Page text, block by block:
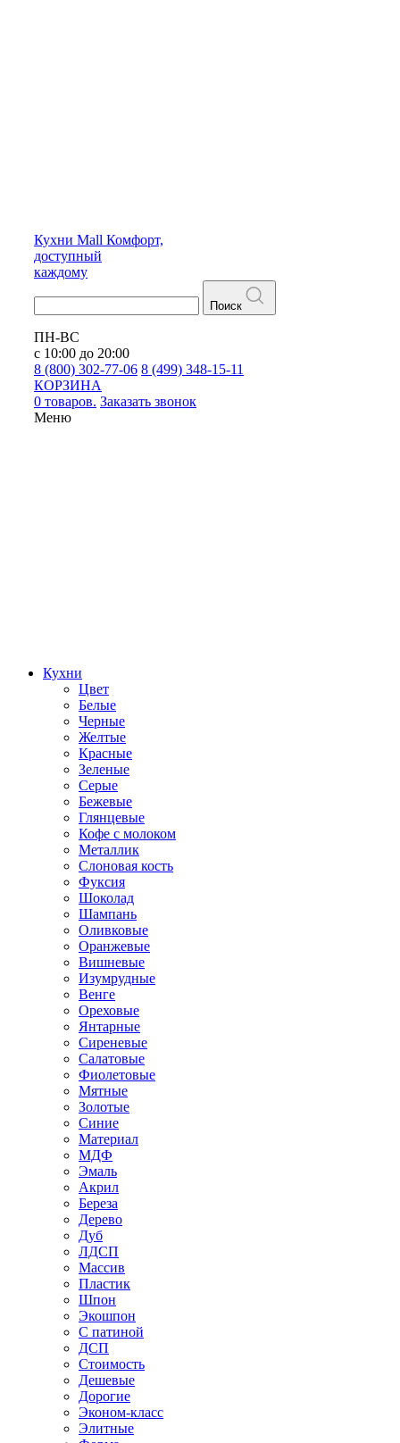
Кухни Mall Комфорт,
доступный
каждому
Поиск
ПН-ВС
с 10:00 до 20:00
8 (800) 302-77-06 8 (499) 348-15-11
КОРЗИНА
0 товаров. Заказать звонок
Меню
Кухни
Цвет
Белые
Черные
Желтые
Красные
Зеленые
Серые
Бежевые
Глянцевые
Кофе с молоком
Металлик
Слоновая кость
Фуксия
Шоколад
Шампань
Оливковые
Оранжевые
Вишневые
Изумрудные
Венге
Ореховые
Янтарные
Сиреневые
Салатовые
Фиолетовые
Мятные
Золотые
Синие
Материал
МДФ
Эмаль
Акрил
Береза
Дерево
Дуб
ЛДСП
Массив
Пластик
Шпон
Экошпон
С патиной
ДСП
Стоимость
Дешевые
Дорогие
Эконом-класс
Элитные